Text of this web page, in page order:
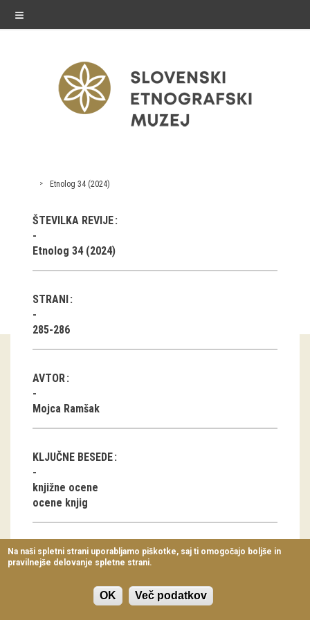
≡
razstave
Stalne razstave
Občasne razstave
Gostovanja
E-razstave
Virtualni sprehodi
Razstavni projekti
Napovednik
Arhiv razstav
Koledar dogodkov
Prireditve
Predavanja
Delavnice
Vodeni ogledi
Etnolog 34 (2024)
ŠTEVILKA REVIJE
Etnolog 34 (2024)
STRANI
285-286
AVTOR
Mojca Ramšak
KLJUČNE BESEDE
knjižne ocene
ocene knjig
ČLANEK V PDF OBLIKI
Prenesi pdf datoteko (65.56 KB)
Na naši spletni strani uporabljamo piškotke, saj ti omogočajo boljše in
pravilnejše delovanje spletne strani.
OK Več podatkov